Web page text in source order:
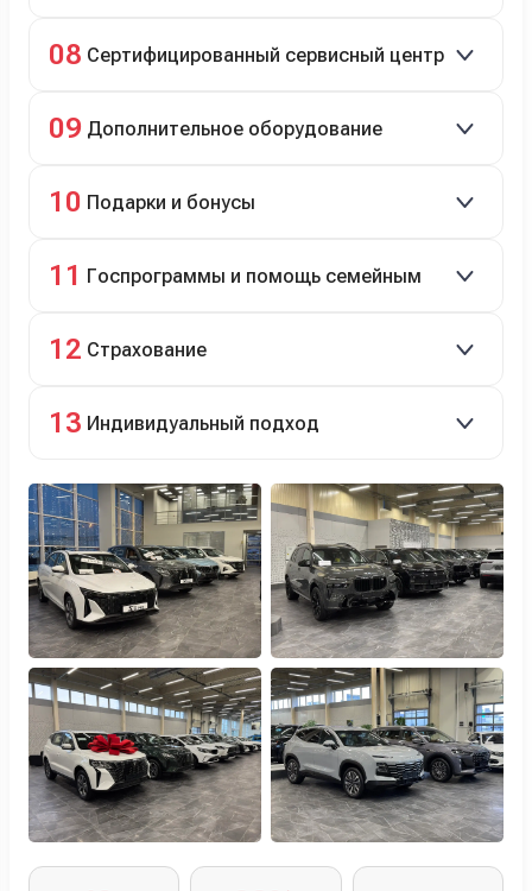
08 Сертифицированный сервисный центр
технический ремонт.
09 Дополнительное оборудование
10 Подарки и бонусы
программе лояльности.
11 Госпрограммы и помощь семейным
12 Страхование
бонусами для клиентов.
13 Индивидуальный подход
оформлением.